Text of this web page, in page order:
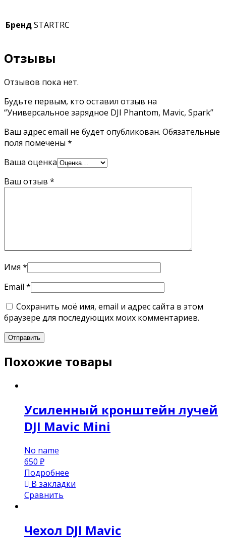
БрендSTARTRC
Отзывы
Отзывов пока нет.
Будьте первым, кто оставил отзыв на
“Универсальное зарядное DJI Phantom, Mavic, Spark”
Ваш адрес email не будет опубликован. Обязательные
поля помечены *
Ваша оценка
Ваш отзыв *
Имя *
Email *
Сохранить моё имя, email и адрес сайта в этом
браузере для последующих моих комментариев.
Похожие товары
Усиленный кронштейн лучей
DJI Mavic Mini
No name
650 ₽
Подробнее
В закладки
Сравнить
Чехол DJI Mavic